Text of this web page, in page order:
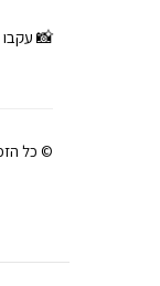
📸 עקבו
© כל